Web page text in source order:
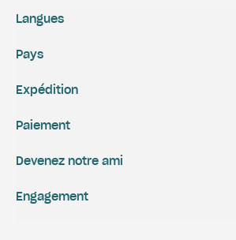
Expédition
Paiement
Engagement
Devenez notre ami
Langues
Pays